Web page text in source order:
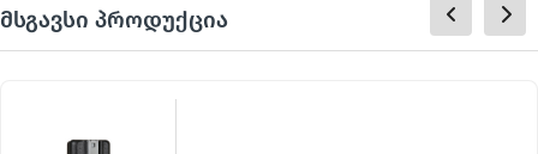
მსგავსი პროდუქცია